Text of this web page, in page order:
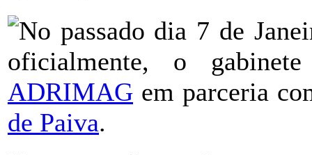
No passado dia 7 de
oficialmente, o
ADRIMAG em parceria
de Paiva.